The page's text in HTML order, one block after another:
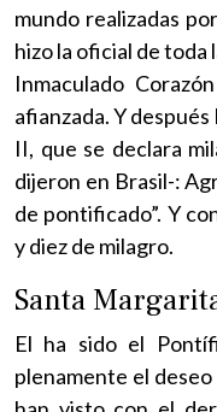
mundo realizadas
hizo la oficial de toda
Inmaculado
afianzada. Y
II, que se declara
dijeron en Brasil-:
de pontificado”. Y
y diez de milagro.
Santa
El ha sido el
plenamente el